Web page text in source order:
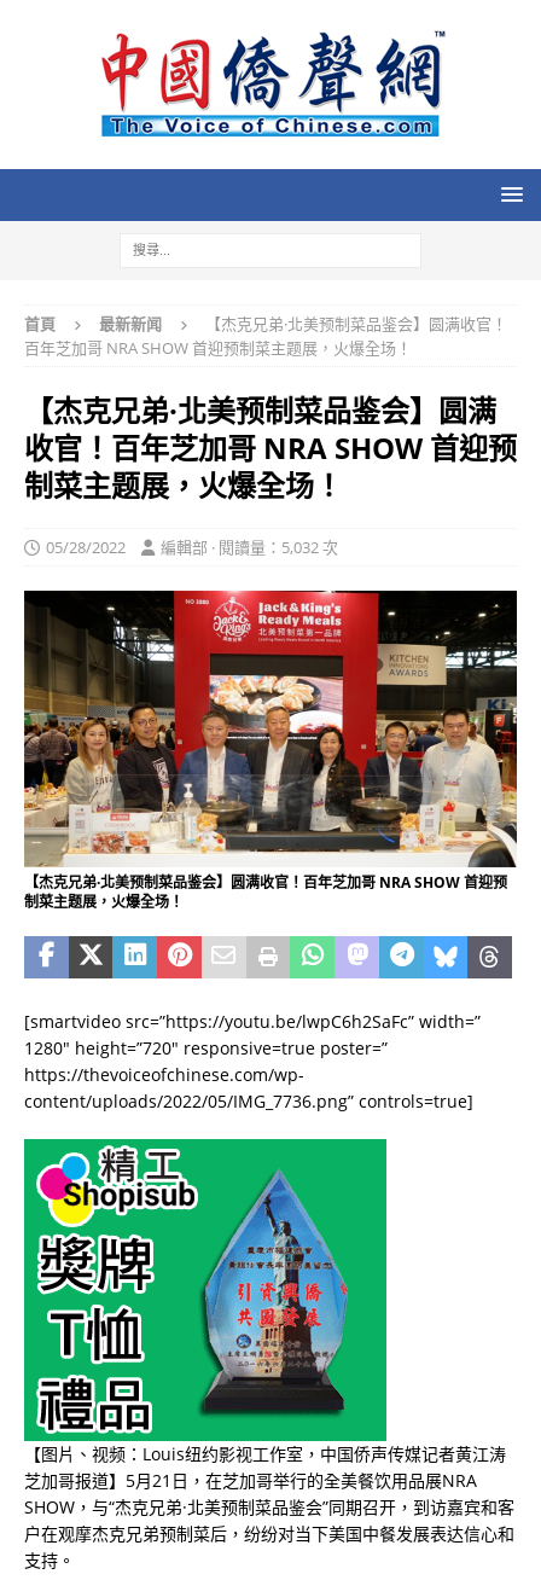
首頁 最新新闻
【杰克兄弟·北美预制菜品鉴会】圆满收官！
百年芝加哥 NRA SHOW 首迎预制菜主题展，火爆全场！
【杰克兄弟·北美预制菜品鉴会】圆满
收官！百年芝加哥 NRA SHOW 首迎预
制菜主题展，火爆全场！
05/28/2022 編輯部 · 閱讀量：5,032 次
【杰克兄弟·北美预制菜品鉴会】圆满收官！百年芝加哥 NRA SHOW 首迎预
制菜主题展，火爆全场！
[smartvideo src=”https://youtu.be/lwpC6h2SaFc” width=”
1280″ height=”720″ responsive=true poster=”
https://thevoiceofchinese.com/wp-
content/uploads/2022/05/IMG_7736.png” controls=true]
【图片、视频：Louis纽约影视工作室，中国侨声传媒记者黄江涛
芝加哥报道】5月21日，在芝加哥举行的全美餐饮用品展NRA
SHOW，与“杰克兄弟·北美预制菜品鉴会”同期召开，到访嘉宾和客
户在观摩杰克兄弟预制菜后，纷纷对当下美国中餐发展表达信心和
支持。